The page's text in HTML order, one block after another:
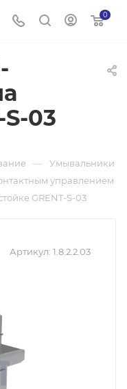
0
S-03
— Умывальники
управлением
GRENT-S-03
Артикул: 1.8.2.2.03